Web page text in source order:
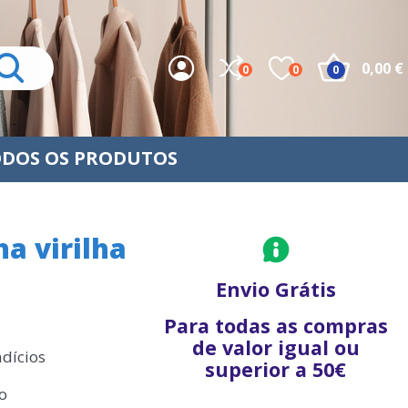
0 0 0,00 €
0
OS PRODUTOS
virilha
Envio Grátis
Para todas as compras
de valor igual ou
superior a 50€